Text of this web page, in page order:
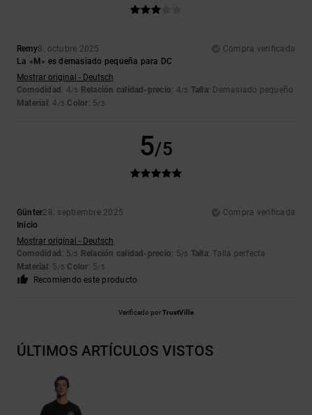
Remy8. octubre 2025
Compra verificada
La «M» es demasiado pequeña para DC
Mostrar original - Deutsch
Comodidad : 4/5 Relación calidad-precio: 4/5 Talla: Demasiado pequeño
Material : 4 /5 Color: 5/5
5/5
Günter28. septiembre 2025
Compra verificada
Inicio
Mostrar original - Deutsch
Comodidad : 5/5 Relación calidad-precio: 5/5 Talla: Talla perfecta
Material : 5 /5 Color: 5/5
Recomiendo este producto
Verificado porTrustVille
ÚLTIMOS ARTÍCULOS VISTOS